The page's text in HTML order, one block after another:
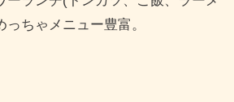
ちゃメニュー豊富。